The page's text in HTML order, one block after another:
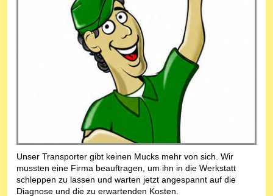
Unser Transporter gibt keinen Mucks mehr von sich. Wir
mussten eine Firma beauftragen, um ihn in die Werkstatt
schleppen zu lassen und warten jetzt angespannt auf die
Diagnose und die zu erwartenden Kosten.